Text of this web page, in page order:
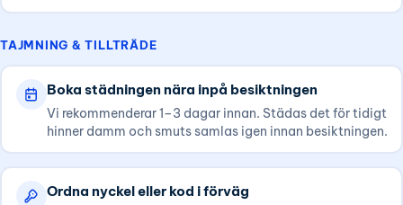
TAJMNING & TILLTRÄDE
Boka städningen nära inpå besiktningen
Vi rekommenderar 1–3 dagar innan. Städas det för tidigt
hinner damm och smuts samlas igen innan besiktningen.
Ordna nyckel eller kod i förväg